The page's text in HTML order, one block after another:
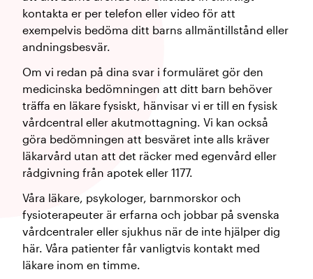
kontakta er per telefon eller video för att
exempelvis bedöma ditt barns allmäntillstånd eller
andningsbesvär.
Om vi redan på dina svar i formuläret gör den
medicinska bedömningen att ditt barn behöver
träffa en läkare fysiskt, hänvisar vi er till en fysisk
vårdcentral eller akutmottagning. Vi kan också
göra bedömningen att besväret inte alls kräver
läkarvård utan att det räcker med egenvård eller
rådgivning från apotek eller 1177.
Våra läkare, psykologer, barnmorskor och
fysioterapeuter är erfarna och jobbar på svenska
vårdcentraler eller sjukhus när de inte hjälper dig
här. Våra patienter får vanligtvis kontakt med
läkare inom en timme.